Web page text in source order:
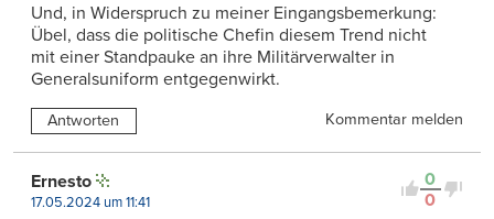
Und, in Widerspruch zu meiner Eingangsbemerkung:
Übel, dass die politische Chefin diesem Trend nicht
mit einer Standpauke an ihre Militärverwalter in
Generalsuniform entgegenwirkt.
Antworten Kommentar melden
0
0
Ernesto
17.05.2024 um 11:41